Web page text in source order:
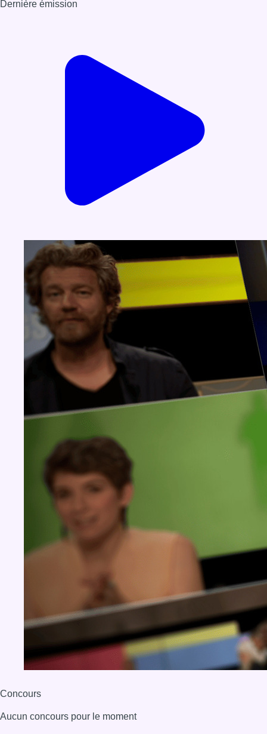
Dernière émission
Concours
Aucun concours pour le moment